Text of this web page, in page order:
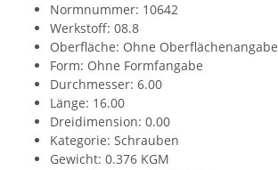
Normnummer: 10642
Werkstoff: 08.8
Oberfläche: Ohne Oberflächenangabe
Form: Ohne Formfangabe
Durchmesser: 6.00
Länge: 16.00
Dreidimension: 0.00
Kategorie: Schrauben
Gewicht: 0.376 KGM